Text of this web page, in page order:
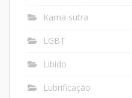
Kama sutra
LGBT
Libido
Lubrificação